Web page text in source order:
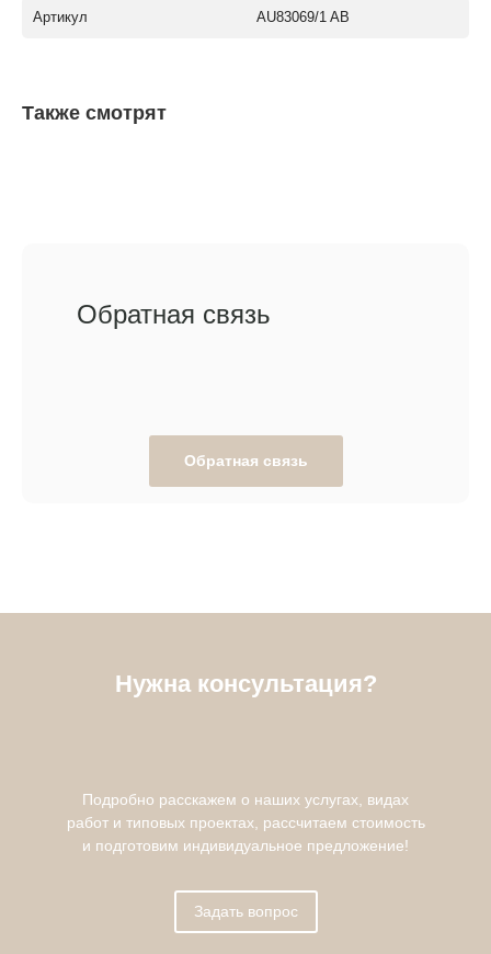
Артикул AU83069/1 AB
Также смотрят
Обратная связь
Обратная связь
Нужна консультация?
Подробно расскажем о наших услугах, видах
работ и типовых проектах, рассчитаем стоимость
и подготовим индивидуальное предложение!
Задать вопрос